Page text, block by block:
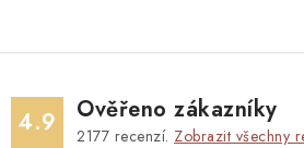
4.9 Ověřeno zákazníky
2177 recenzí. Zobrazit všechny